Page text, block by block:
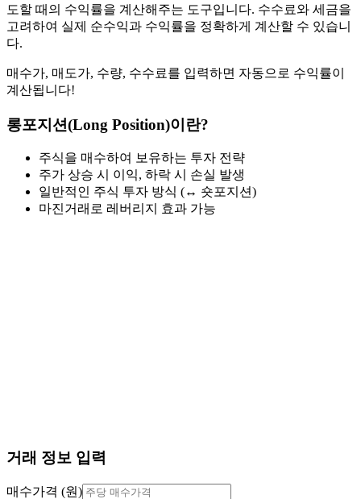
도할 때의 수익률을 계산해주는 도구입니다. 수수료와 세금을
고려하여 실제 순수익과 수익률을 정확하게 계산할 수 있습니
다.
매수가, 매도가, 수량, 수수료를 입력하면 자동으로 수익률이
계산됩니다!
롱포지션(Long Position)이란?
주식을 매수하여 보유하는 투자 전략
주가 상승 시 이익, 하락 시 손실 발생
일반적인 주식 투자 방식 (↔ 숏포지션)
마진거래로 레버리지 효과 가능
거래 정보 입력
매수가격 (원)